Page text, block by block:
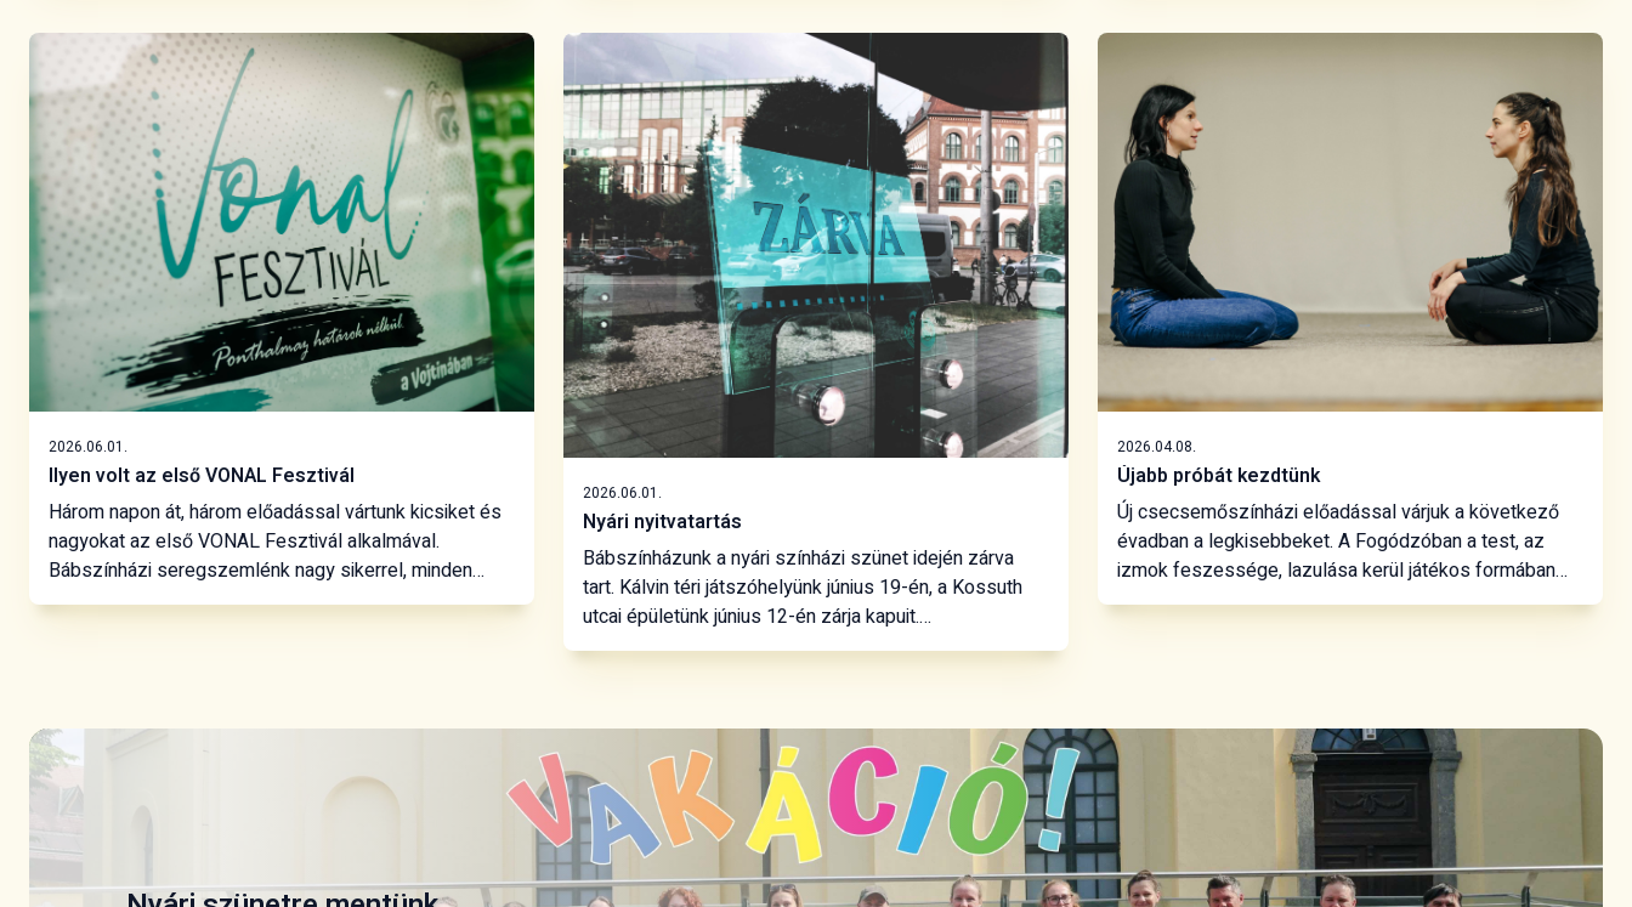
gyermekek iránti felelősségvállalásunkat. Jubileumi
évadunkban kiállítást szerveztünk bábművészeinknek,
valamint a decemberben nyugdíjba vonuló Asbóth
Anikónak, aki több mint három évtizedig vezette a
bábszínházat.
teremtjük meg. Az elmúlt két évadban az ifjúság és a
középpontjában, és miután több népszerű előadás
után sikerült megteremtenünk a közös mezsgyét
ezekkel a korosztályokkal, a következő évadban a
csecsemő és óvodáskorú gyermekekre fókuszálunk.
2026.06.01.
Ilyen volt az első VONAL Fesztivál
Három napon át, három előadással vártunk kicsiket és
nagyokat az első VONAL Fesztivál alkalmával.
Bábszínházi seregszemlénk nagy sikerrel, minden
előadáson telt házzal zajlott.
2026.06.01.
Nyári nyitvatartás
Bábszínházunk a nyári színházi szünet idején zárva
tart. Kálvin téri játszóhelyünk június 19-én, a Kossuth
utcai épületünk június 12-én zárja kapuit.
Jegyvásárlásra mindkét jegypénztárunkban június 11-ig
2026.04.08.
Újabb próbát kezdtünk
Új csecsemőszínházi előadással várjuk a következő
évadban a legkisebbeket. A Fogódzóban a test, az
izmok feszessége, lazulása kerül játékos formában
fókuszba. Életünk első éveiben küzdünk a testünkkel,